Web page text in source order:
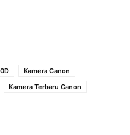
Kamera Canon
Kamera Terbaru Canon